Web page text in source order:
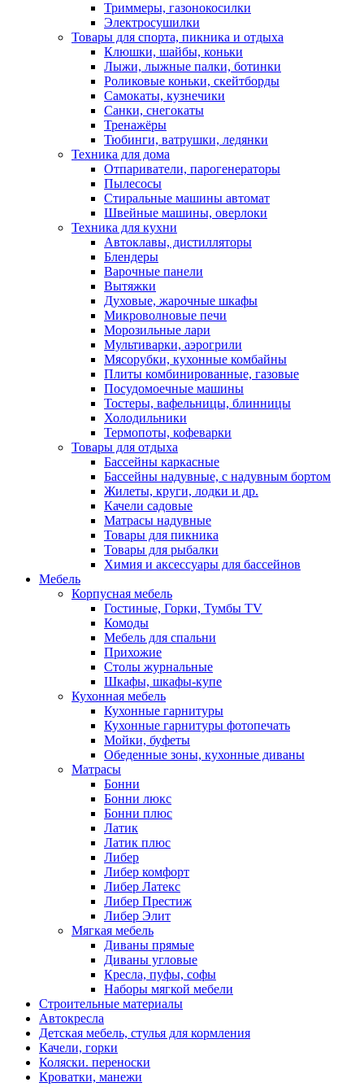
Триммеры, газонокосилки
Электросушилки
Товары для спорта, пикника и отдыха
Клюшки, шайбы, коньки
Лыжи, лыжные палки, ботинки
Роликовые коньки, скейтборды
Самокаты, кузнечики
Санки, снегокаты
Тренажёры
Тюбинги, ватрушки, ледянки
Техника для дома
Отпариватели, парогенераторы
Пылесосы
Стиральные машины автомат
Швейные машины, оверлоки
Техника для кухни
Автоклавы, дистилляторы
Блендеры
Варочные панели
Вытяжки
Духовые, жарочные шкафы
Микроволновые печи
Морозильные лари
Мультиварки, аэрогрили
Мясорубки, кухонные комбайны
Плиты комбинированные, газовые
Посудомоечные машины
Тостеры, вафельницы, блинницы
Холодильники
Термопоты, кофеварки
Товары для отдыха
Бассейны каркасные
Бассейны надувные, с надувным бортом
Жилеты, круги, лодки и др.
Качели садовые
Матрасы надувные
Товары для пикника
Товары для рыбалки
Химия и аксессуары для бассейнов
Мебель
Корпусная мебель
Гостиные, Горки, Тумбы TV
Комоды
Мебель для спальни
Прихожие
Столы журнальные
Шкафы, шкафы-купе
Кухонная мебель
Кухонные гарнитуры
Кухонные гарнитуры фотопечать
Мойки, буфеты
Обеденные зоны, кухонные диваны
Матрасы
Бонни
Бонни люкс
Бонни плюс
Латик
Латик плюс
Либер
Либер комфорт
Либер Латекс
Либер Престиж
Либер Элит
Мягкая мебель
Диваны прямые
Диваны угловые
Кресла, пуфы, софы
Наборы мягкой мебели
Строительные материалы
Автокресла
Детская мебель, стулья для кормления
Качели, горки
Коляски. переноски
Кроватки, манежи